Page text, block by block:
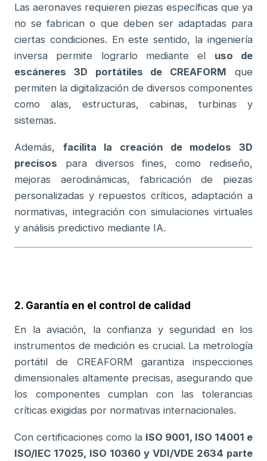
Las aeronaves requieren piezas específicas que ya
no se fabrican o que deben ser adaptadas para
ciertas condiciones. En este sentido, la ingeniería
inversa permite lograrlo mediante el uso de
escáneres 3D portátiles de CREAFORM que
permiten la digitalización de diversos componentes
como alas, estructuras, cabinas, turbinas y
sistemas.
Además, facilita la creación de modelos 3D
precisos para diversos fines, como rediseño,
mejoras aerodinámicas, fabricación de piezas
personalizadas y repuestos críticos, adaptación a
normativas, integración con simulaciones virtuales
y análisis predictivo mediante IA.
2. Garantía en el control de calidad
En la aviación, la confianza y seguridad en los
instrumentos de medición es crucial. La metrología
portátil de CREAFORM garantiza inspecciones
dimensionales altamente precisas, asegurando que
los componentes cumplan con las tolerancias
críticas exigidas por normativas internacionales.
Con certificaciones como la ISO 9001, ISO 14001 e
ISO/IEC 17025, ISO 10360 y VDI/VDE 2634 parte